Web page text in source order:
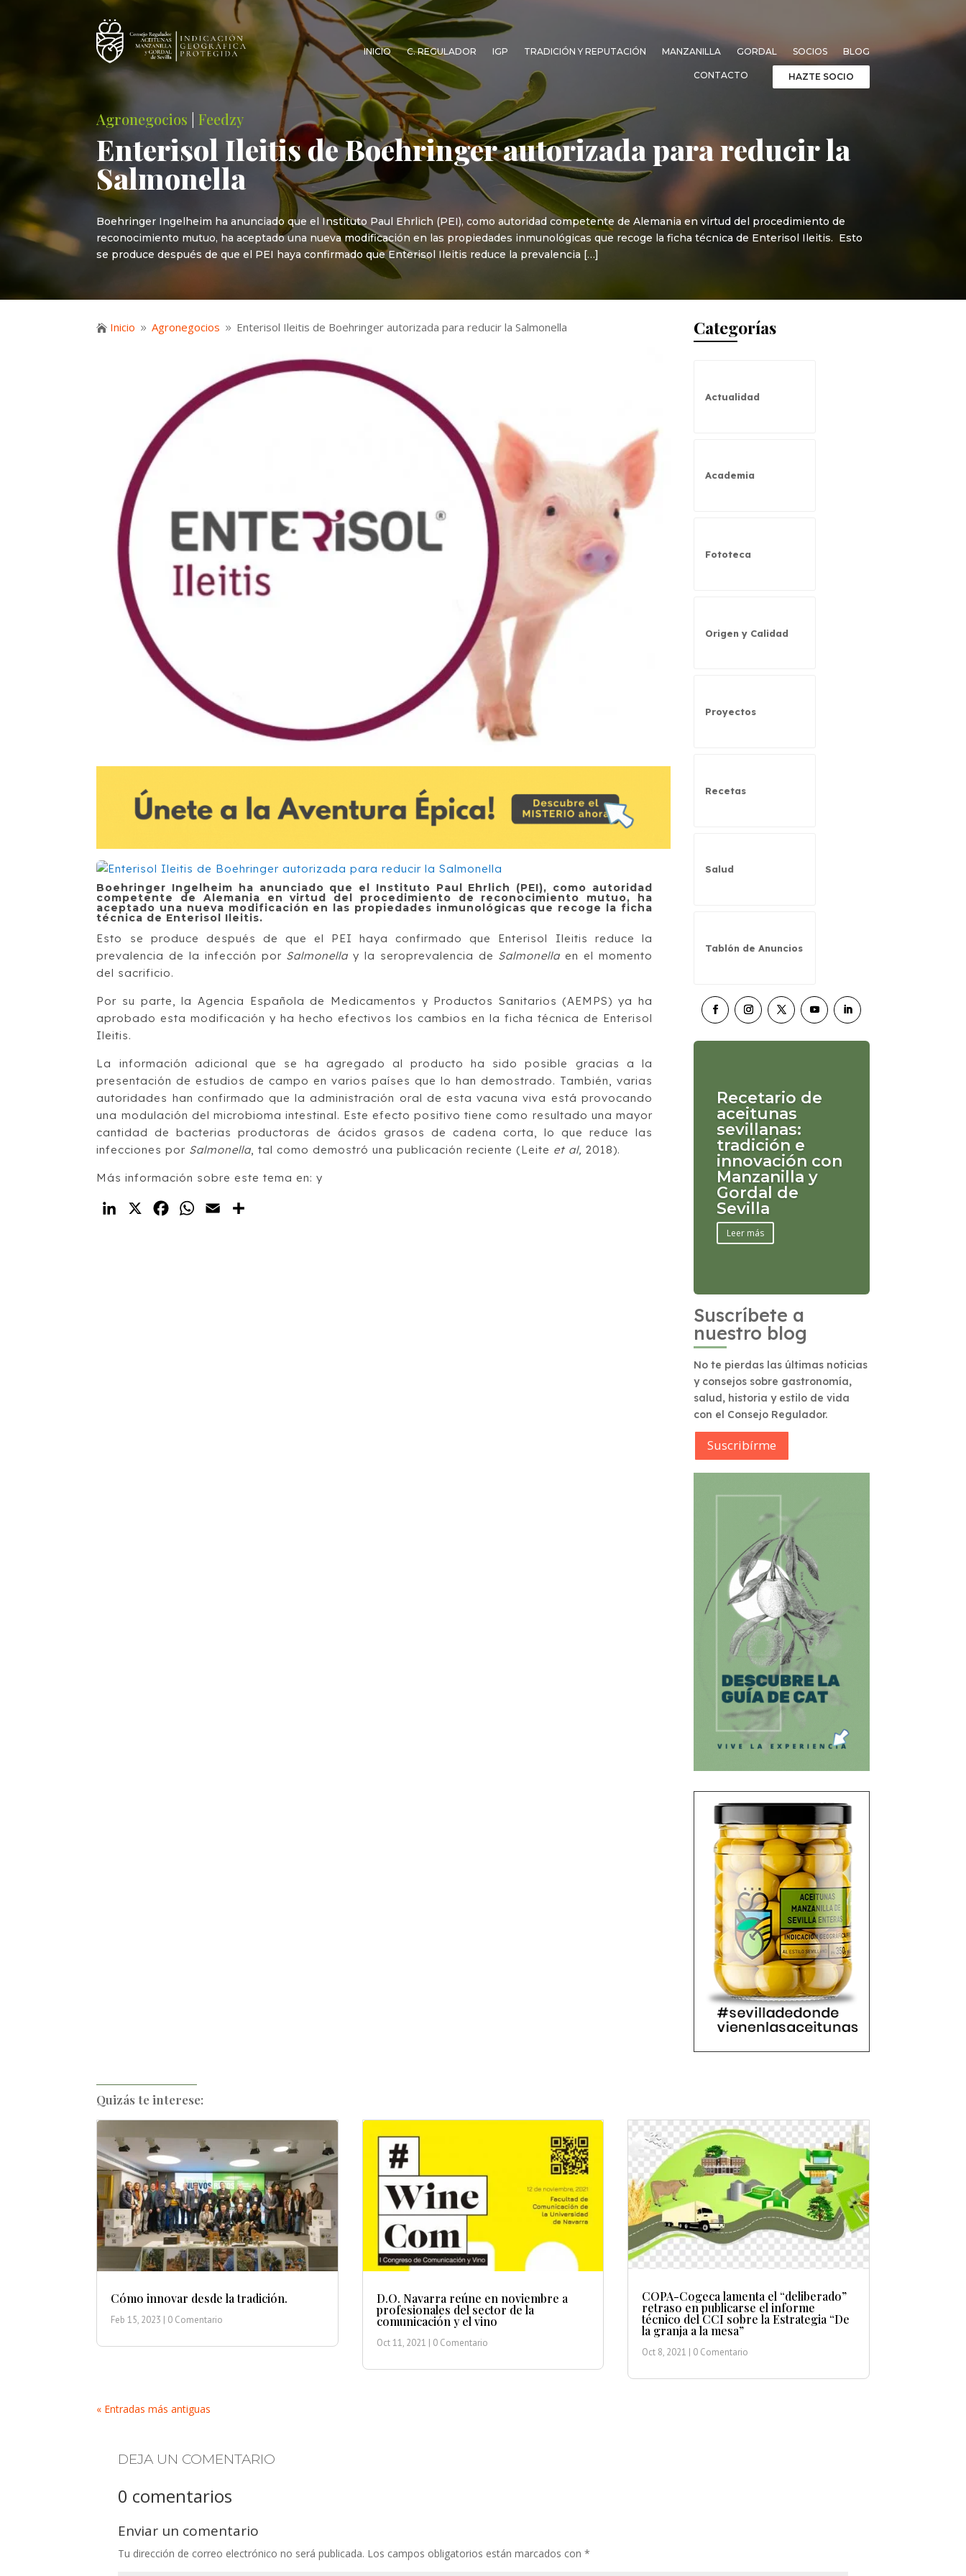
INICIO C. REGULADOR IGP TRADICIÓN Y REPUTACIÓN MANZANILLA GORDAL SOCIOS BLOG
CONTACTO HAZTE SOCIO
Agronegocios |Feedzy
Enterisol Ileitis de Boehringer autorizada para reducir la
Salmonella
Boehringer Ingelheim ha anunciado que el Instituto Paul Ehrlich (PEI), como autoridad competente de Alemania en virtud del procedimiento de
reconocimiento mutuo, ha aceptado una nueva modificación en las propiedades inmunológicas que recoge la ficha técnica de Enterisol Ileitis. Esto
se produce después de que el PEI haya confirmado que Enterisol Ileitis reduce la prevalencia […]
 Inicio 9 Agronegocios 9 Enterisol Ileitis de Boehringer autorizada para reducir la Salmonella
Boehringer Ingelheim ha anunciado que el Instituto Paul Ehrlich (PEI), como autoridad
competente de Alemania en virtud del procedimiento de reconocimiento mutuo, ha
aceptado una nueva modificación en las propiedades inmunológicas que recoge la ficha
técnica de Enterisol Ileitis.
Esto se produce después de que el PEI haya confirmado que Enterisol Ileitis reduce la
prevalencia de la infección por Salmonella y la seroprevalencia de Salmonella en el momento
del sacrificio.
Por su parte, la Agencia Española de Medicamentos y Productos Sanitarios (AEMPS) ya ha
aprobado esta modificación y ha hecho efectivos los cambios en la ficha técnica de Enterisol
Ileitis.
La información adicional que se ha agregado al producto ha sido posible gracias a la
presentación de estudios de campo en varios países que lo han demostrado. También, varias
autoridades han confirmado que la administración oral de esta vacuna viva está provocando
una modulación del microbioma intestinal. Este efecto positivo tiene como resultado una mayor
cantidad de bacterias productoras de ácidos grasos de cadena corta, lo que reduce las
infecciones por Salmonella, tal como demostró una publicación reciente (Leite et al, 2018).
Más información sobre este tema en:y
LinkedIn
X FacebookWhatsApp
Email
Categorías
Actualidad
Academia
Fototeca
Origen y Calidad
Proyectos
Recetas
Salud
Tablón de Anuncios
Recetario de
aceitunas
sevillanas:
tradición e
innovación con
Manzanilla y
Gordal de
Sevilla
Leer más
Suscríbete a
nuestro blog
No te pierdas las últimas noticias
y consejos sobre gastronomía,
salud, historia y estilo de vida
con el Consejo Regulador.
Suscribírme
Quizás te interese:
Cómo innovar desde la tradición.
Feb 15, 2023 | 0 Comentario
D.O. Navarra reúne en noviembre a
profesionales del sector de la
comunicación y el vino
Oct 11, 2021 | 0 Comentario
COPA-Cogeca lamenta el “deliberado”
retraso en publicarse el informe
técnico del CCI sobre la Estrategia “De
la granja a la mesa”
Oct 8, 2021 | 0 Comentario
« Entradas más antiguas
DEJA UN COMENTARIO
0 comentarios
Enviar un comentario
Tu dirección de correo electrónico no será publicada. Los campos obligatorios están marcados con*